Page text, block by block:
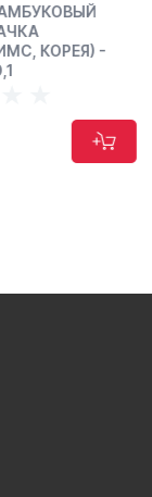
0,5
ПАЧКА
SOO 0,5